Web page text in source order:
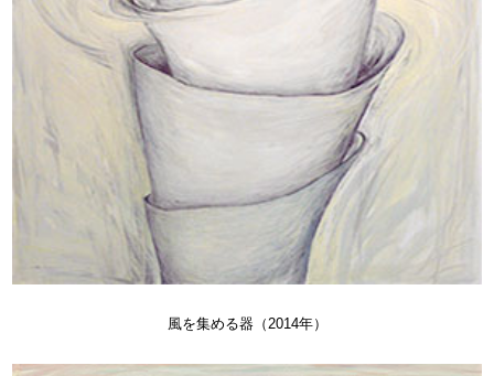
風を集める器（2014年）